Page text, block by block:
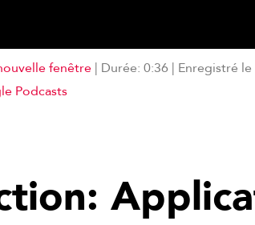
fenêtre | Durée: 0:36 | Enregistré
Podcasts